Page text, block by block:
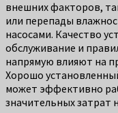
внешних факторов,
или перепады
насосами. Качество
обслуживание и
напрямую влияют на
Хорошо
может эффективно
значительных затрат